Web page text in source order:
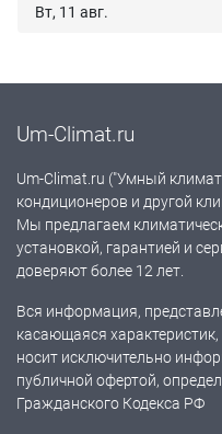
Вт, 11 авг.
Um-Climat.ru
Um-Climat.ru ("Умный
кондиционеров и другой
Мы предлагаем
установкой, гарантией и
доверяют более 12 лет.
Вся информация,
касающаяся
носит исключительно
публичной офертой,
Гражданского Кодекса РФ